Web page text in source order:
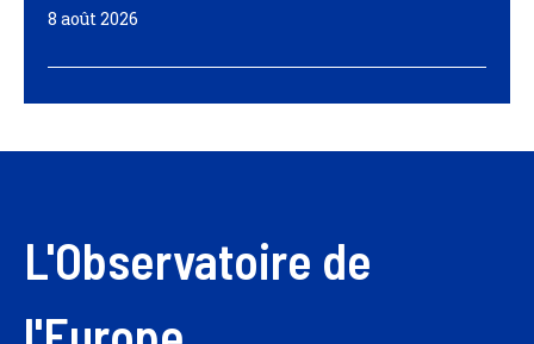
8 août 2026
L'Observatoire de